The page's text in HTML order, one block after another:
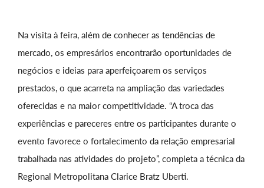
Na visita à feira, além de conhecer as tendências de
mercado, os empresários encontrarão oportunidades de
negócios e ideias para aperfeiçoarem os serviços
prestados, o que acarreta na ampliação das variedades
oferecidas e na maior competitividade. “A troca das
experiências e pareceres entre os participantes durante o
evento favorece o fortalecimento da relação empresarial
trabalhada nas atividades do projeto”, completa a técnica da
Regional Metropolitana Clarice Bratz Uberti.